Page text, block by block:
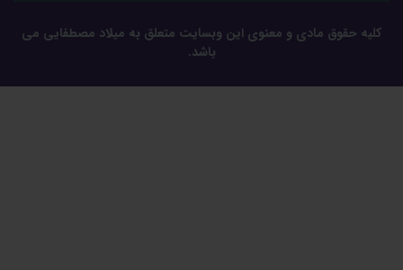
کلیه حقوق مادی و معنوی این وبسایت متعلق به میلاد مصطفایی می
باشد.